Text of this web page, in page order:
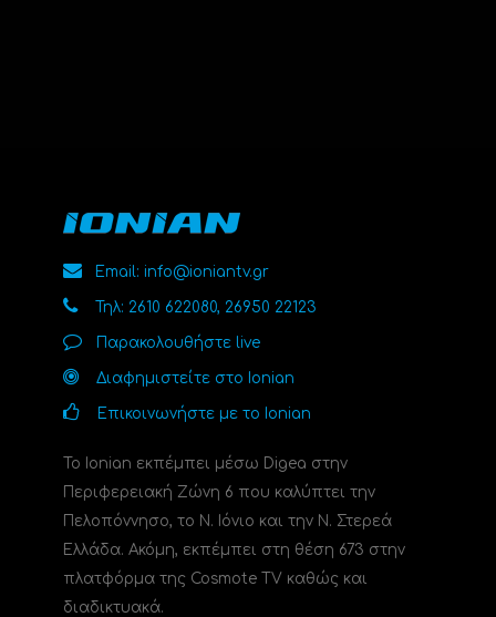
Email: info@ioniantv.gr
Τηλ: 2610 622080, 26950 22123
Παρακολουθήστε live
Διαφημιστείτε στο Ionian
Επικοινωνήστε με το Ionian
Το Ionian εκπέμπει μέσω Digea στην
Περιφερειακή Ζώνη 6 που καλύπτει την
Πελοπόννησο, το N. Ιόνιο και την Ν. Στερεά
Ελλάδα. Ακόμη, εκπέμπει στη θέση 673 στην
πλατφόρμα της Cosmote TV καθώς και
διαδικτυακά.